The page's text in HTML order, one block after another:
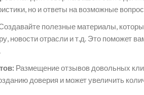
но и ответы на возможные
полезные материалы,
новости отрасли и т.д. Это поможет
Размещение отзывов довольных
доверия и может увеличить